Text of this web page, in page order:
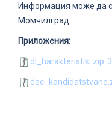
Информация може да
Момчилград.
Приложения:
dl_harakteristiki.zip